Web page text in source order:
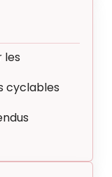
les
cyclables